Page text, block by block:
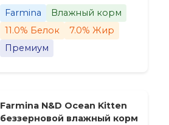
Farmina
Влажный корм
11.0% Белок
7.0% Жир
Премиум
Farmina N&D Ocean Kitten
беззерновой влажный корм